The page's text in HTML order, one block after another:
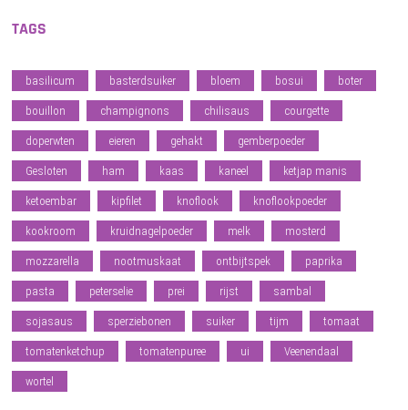
TAGS
basilicum basterdsuiker bloem bosui boter
bouillon champignons chilisaus courgette
doperwten eieren gehakt gemberpoeder
Gesloten ham kaas kaneel ketjap manis
ketoembar kipfilet knoflook knoflookpoeder
kookroom kruidnagelpoeder melk mosterd
mozzarella nootmuskaat ontbijtspek paprika
pasta peterselie prei rijst sambal
sojasaus sperziebonen suiker tijm tomaat
tomatenketchup tomatenpuree ui Veenendaal
wortel